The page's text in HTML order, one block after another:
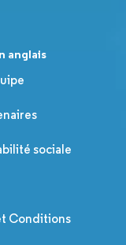
anglais
sociale
Conditions